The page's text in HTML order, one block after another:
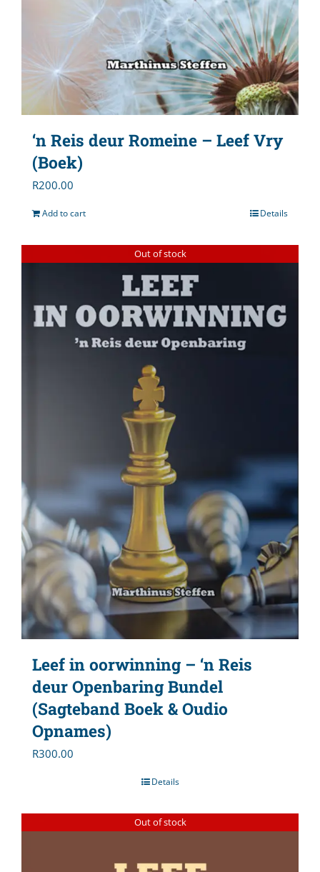
‘n Reis deur Romeine – Leef Vry
(Boek)
R200.00
Add to cart Details
Out of stock
Leef in oorwinning – ‘n Reis
deur Openbaring Bundel
(Sagteband Boek & Oudio
Opnames)
R300.00
Details
Out of stock